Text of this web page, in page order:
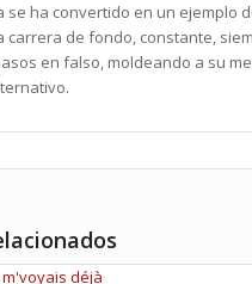
se ha convertido en un ejemplo
carrera de fondo, constante,
en falso, moldeando a su